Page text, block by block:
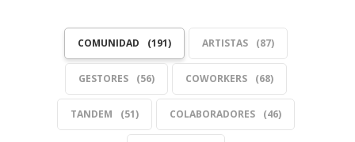
COMUNIDAD 191 ARTISTAS 87
GESTORES 56 COWORKERS 68
TANDEM 51 COLABORADORES 46